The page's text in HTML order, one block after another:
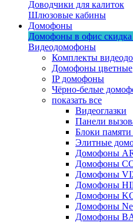
Доводчики для калиток
Шлюзовые кабины
Домофоны
Домофоны в офис
Видеодомофоны
Комплекты
Домофоны цветные
IP домофоны
Чёрно-белые
показать все
Видеоглазки
Панели
Блоки
Элитные
Домофоны
Домофоны
Домофоны
Домофоны
Домофоны
Домофоны
Домофоны